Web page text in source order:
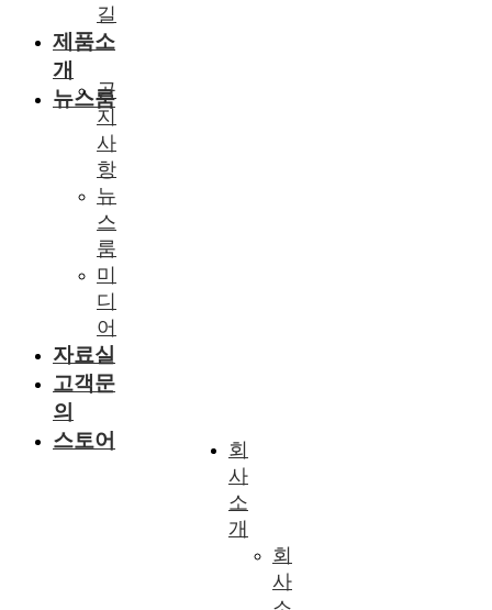
길
제품소
개
뉴스룸
공
지
사
항
뉴
스
룸
미
디
어
자료실
고객문
의
스토어
회
사
소
개
회
사